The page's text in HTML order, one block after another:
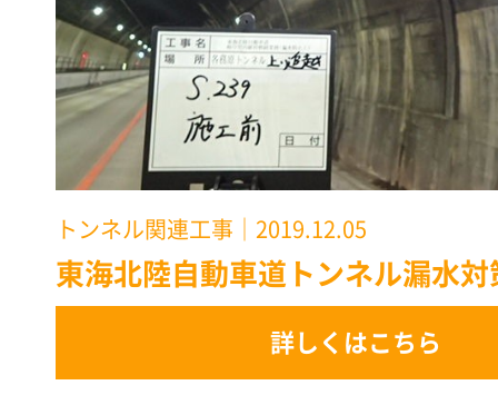
トンネル関連工事 ｜2019.12.05
東海北陸自動車道トンネル漏水対
詳しくはこちら